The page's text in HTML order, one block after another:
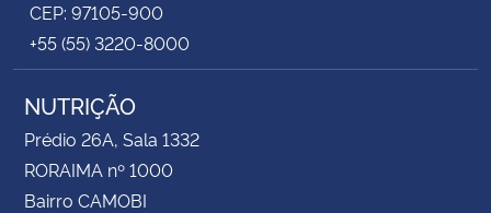
CEP: 97105-900
+55 (55) 3220-8000
NUTRIÇÃO
Prédio 26A, Sala 1332
RORAIMA nº 1000
Bairro CAMOBI